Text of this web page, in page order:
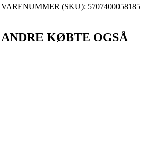
VARENUMMER (SKU): 5707400058185
ANDRE KØBTE OGSÅ